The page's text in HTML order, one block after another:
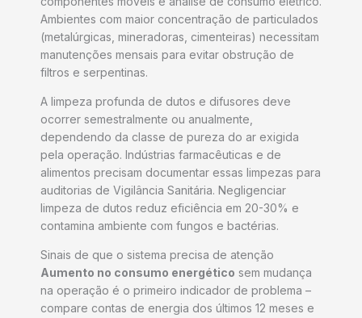
Ambientes com maior concentração de particulados
(metalúrgicas, mineradoras, cimenteiras) necessitam
manutenções mensais para evitar obstrução de
filtros e serpentinas.
A limpeza profunda de dutos e difusores deve
ocorrer semestralmente ou anualmente,
dependendo da classe de pureza do ar exigida
pela operação. Indústrias farmacêuticas e de
alimentos precisam documentar essas limpezas para
auditorias de Vigilância Sanitária. Negligenciar
limpeza de dutos reduz eficiência em 20-30% e
contamina ambiente com fungos e bactérias.
Sinais de que o sistema precisa de atenção
Aumento no consumo energético sem mudança
na operação é o primeiro indicador de problema –
compare contas de energia dos últimos 12 meses e